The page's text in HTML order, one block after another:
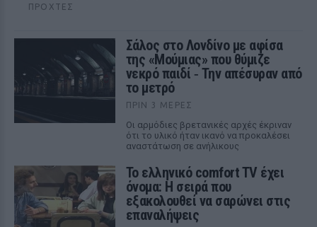
ΠΡΟΧΤΈΣ
Σάλος στο Λονδίνο με αφίσα
της «Μούμιας» που θύμιζε
νεκρό παιδί ‑ Την απέσυραν από
το μετρό
ΠΡΙΝ 3 ΜΈΡΕΣ
Οι αρμόδιες βρετανικές αρχές έκριναν
ότι το υλικό ήταν ικανό να προκαλέσει
αναστάτωση σε ανήλικους
Το ελληνικό comfort TV έχει
όνομα: Η σειρά που
εξακολουθεί να σαρώνει στις
επαναλήψεις